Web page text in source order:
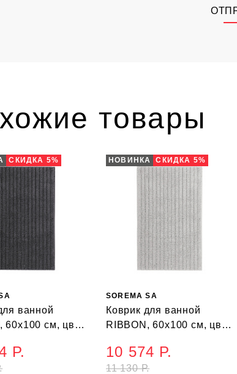
товары
СКИДКА 5%
ванной
60х100 см, цвет
Р.
НОВИНКА СКИДКА 5%
SOREMA SA
Коврик для ванной
RIBBON, 60х100 см, цвет
11 130 Р.
10 574 Р.